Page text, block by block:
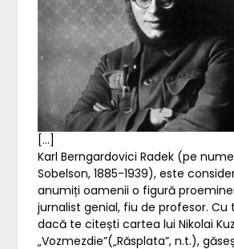
[…]
Karl Berngardovici Radek (pe
Sobelson, 1885-1939), este
anumiți oamenii o figură
jurnalist genial, fiu de profesor.
dacă te citești cartea lui Nikolai
„Vozmezdie”(„Răsplata”, n.t.),